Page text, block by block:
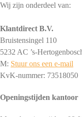
Wij zijn onderdeel van:
Klantdirect B.V.
Bruistensingel 110
5232 AC ’s-
M: Stuur ons een e-mail
KvK-nummer: 73518050
Openingstijden kantoor